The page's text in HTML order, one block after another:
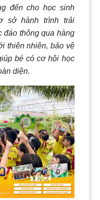
đến cho học sinh
sở hành trình trải
đáo thông qua hàng
thiên nhiên, bảo vệ
bé có cơ hội học
diện.